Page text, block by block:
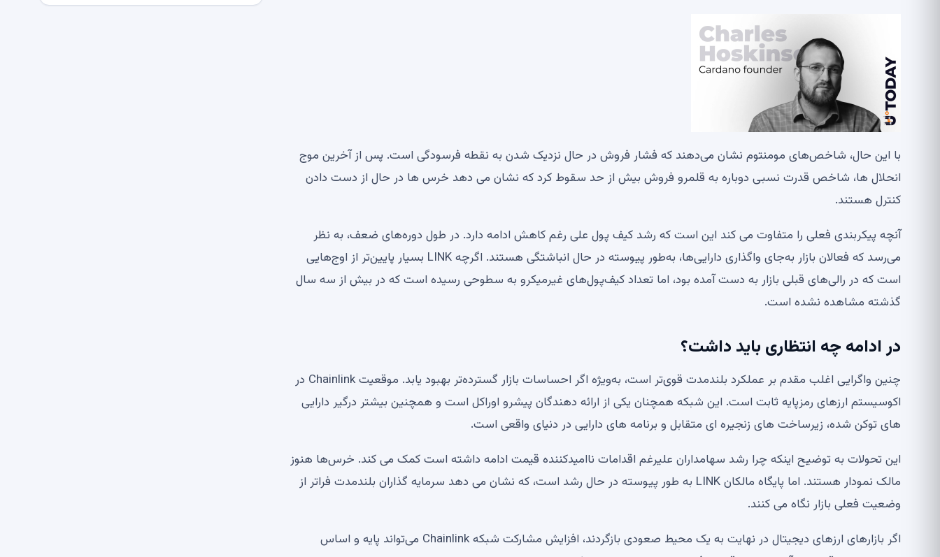
با این حال، شاخص‌های مومنتوم نشان می‌دهند که فشار فروش در حال نزدیک شدن به نقطه فرسودگی است. پس از آخرین موج
انحلال ها، شاخص قدرت نسبی دوباره به قلمرو فروش بیش از حد سقوط کرد که نشان می دهد خرس ها در حال از دست دادن
کنترل هستند.
آنچه پیکربندی فعلی را متفاوت می کند این است که رشد کیف پول علی رغم کاهش ادامه دارد. در طول دوره‌های ضعف، به نظر
می‌رسد که فعالان بازار به‌جای واگذاری دارایی‌ها، به‌طور پیوسته در حال انباشتگی هستند. اگرچه LINK بسیار پایین‌تر از اوج‌هایی
است که در رالی‌های قبلی بازار به دست آمده بود، اما تعداد کیف‌پول‌های غیرمیکرو به سطوحی رسیده است که در بیش از سه سال
گذشته مشاهده نشده است.
در ادامه چه انتظاری باید داشت؟
چنین واگرایی اغلب مقدم بر عملکرد بلندمدت قوی‌تر است، به‌ویژه اگر احساسات بازار گسترده‌تر بهبود یابد. موقعیت Chainlink در
اکوسیستم ارزهای رمزپایه ثابت است. این شبکه همچنان یکی از ارائه دهندگان پیشرو اوراکل است و همچنین بیشتر درگیر دارایی
های توکن شده، زیرساخت های زنجیره ای متقابل و برنامه های دارایی در دنیای واقعی است.
این تحولات به توضیح اینکه چرا رشد سهامداران علیرغم اقدامات ناامیدکننده قیمت ادامه داشته است کمک می کند. خرس‌ها هنوز
مالک نمودار هستند. اما پایگاه مالکان LINK به طور پیوسته در حال رشد است، که نشان می دهد سرمایه گذاران بلندمدت فراتر از
وضعیت فعلی بازار نگاه می کنند.
اگر بازارهای ارزهای دیجیتال در نهایت به یک محیط صعودی بازگردند، افزایش مشارکت شبکه Chainlink می‌تواند پایه و اساس